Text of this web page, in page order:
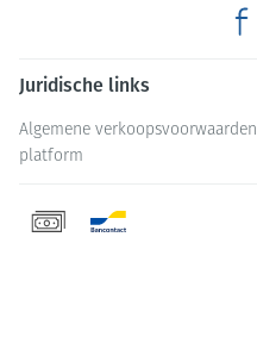
Juridische links
Algemene verkoopsvoorwaarden
platform